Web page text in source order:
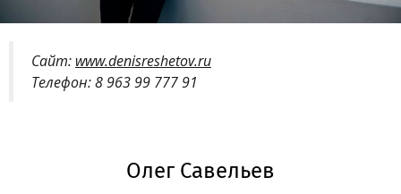
Сайт: www.denisreshetov.ru
Телефон: 8 963 99 777 91
Олег Савельев